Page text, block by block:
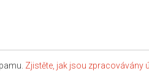
Zjistěte, jak jsou zpracovávány